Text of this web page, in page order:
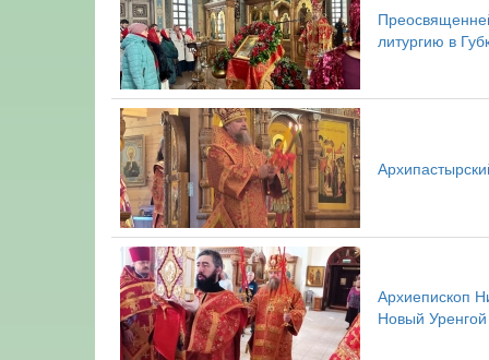
литургию в
Архиепископ
Новый Уренгой